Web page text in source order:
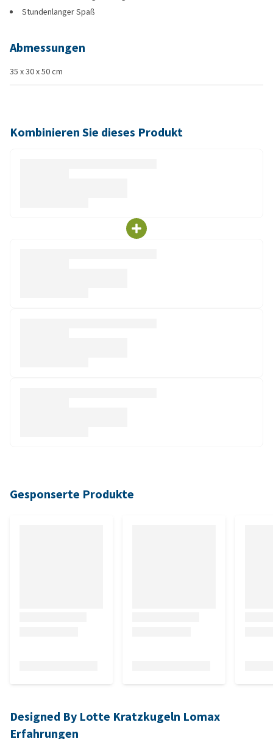
Stundenlanger Spaß
Abmessungen
35 x 30 x 50 cm
Kombinieren Sie dieses Produkt
Gesponserte Produkte
Designed By Lotte Kratzkugeln Lomax
Erfahrungen